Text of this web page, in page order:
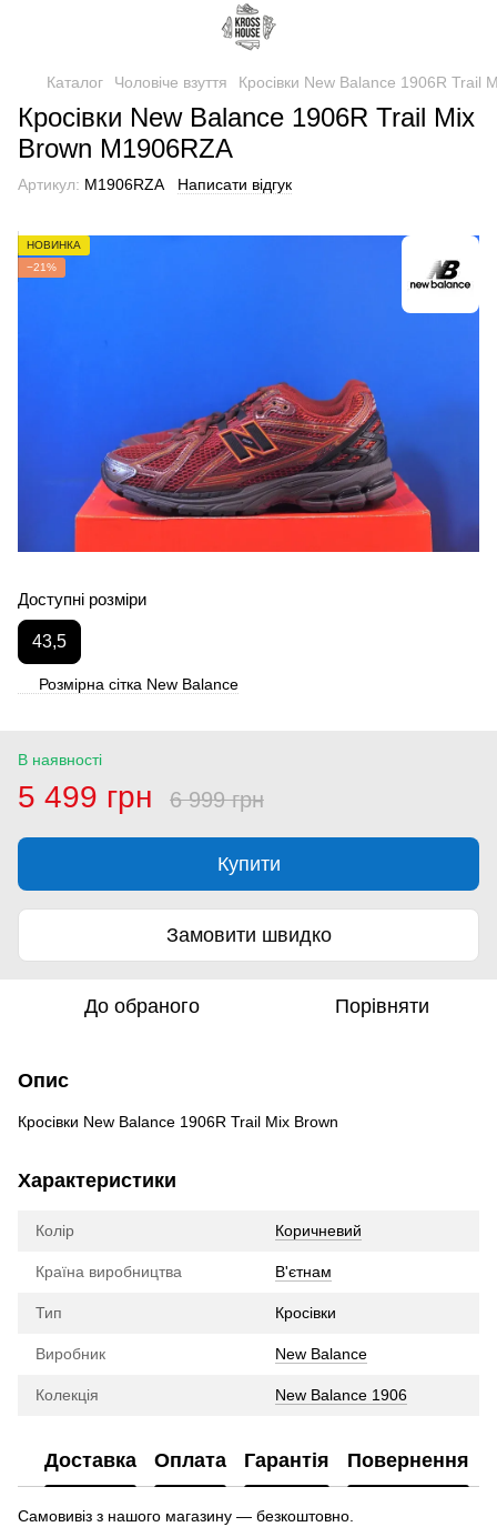
Каталог Чоловіче взуття Кросівки New Balance 1906R Trail
Кросівки New Balance 1906R Trail Mix
Brown M1906RZA
Артикул: M1906RZA Написати відгук
НОВИНКА
−21%
Доступні розміри
43,5
Розмірна сітка New Balance
В наявності
5 499 грн 6 999 грн
Купити
Замовити швидко
До обраного Порівняти
Опис
Кросівки New Balance 1906R Trail Mix Brown
Характеристики
Колір Коричневий
Країна виробництва В'єтнам
Тип Кросівки
Виробник New Balance
Колекція New Balance 1906
Доставка Оплата Гарантія Повернення
Самовивіз з нашого магазину — безкоштовно.